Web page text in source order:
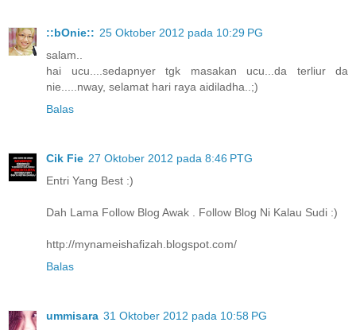
::bOnie:: 25 Oktober 2012 pada 10:29 PG
salam..
hai ucu....sedapnyer tgk masakan ucu...da terliur da
nie.....nway, selamat hari raya aidiladha..;)
Balas
Cik Fie 27 Oktober 2012 pada 8:46 PTG
Entri Yang Best :)
Dah Lama Follow Blog Awak . Follow Blog Ni Kalau Sudi :)
http://mynameishafizah.blogspot.com/
Balas
ummisara 31 Oktober 2012 pada 10:58 PG